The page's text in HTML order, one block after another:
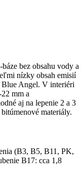
bez obsahu vody a
nízky obsah emisií
Blue Angel. V interiéri
mm a
aj na lepenie 2 a 3
materiály.
(B3, B5, B11, PK,
B17: cca 1,8